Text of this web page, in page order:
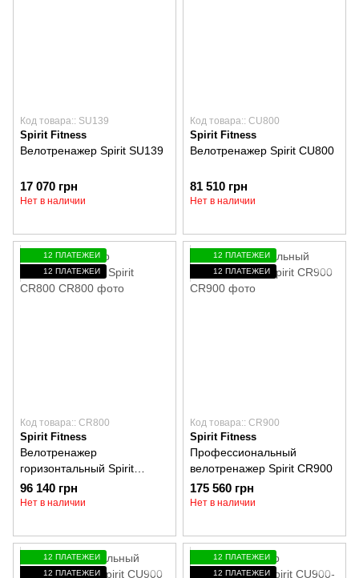
Код товара:: SU139
Spirit Fitness
Велотренажер Spirit SU139
17 070 грн
Нет в наличии
Код товара:: CU800
Spirit Fitness
Велотренажер Spirit CU800
81 510 грн
Нет в наличии
12 ПЛАТЕЖЕЙ
12 ПЛАТЕЖЕЙ
Код товара:: CR800
Spirit Fitness
Велотренажер
горизонтальный Spirit
CR800
96 140 грн
Нет в наличии
12 ПЛАТЕЖЕЙ
12 ПЛАТЕЖЕЙ
Код товара:: CR900
Spirit Fitness
Профессиональный
велотренажер Spirit CR900
175 560 грн
Нет в наличии
12 ПЛАТЕЖЕЙ
12 ПЛАТЕЖЕЙ
12 ПЛАТЕЖЕЙ
12 ПЛАТЕЖЕЙ